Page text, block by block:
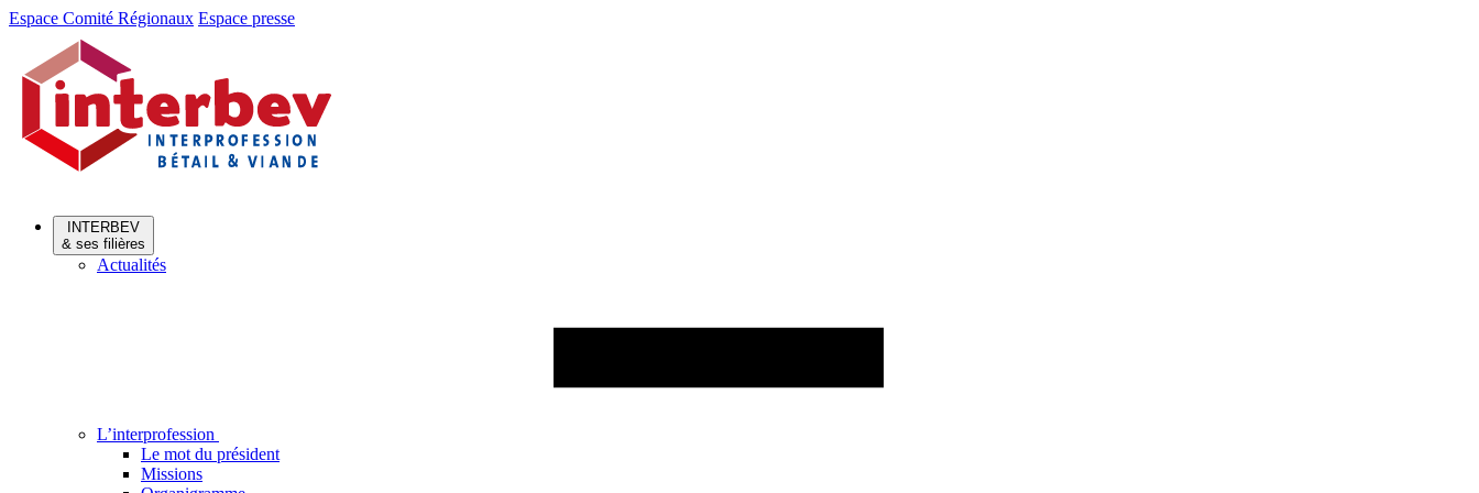
Aller
Aller
contenu
Espace Comité Régionaux Espace presse
INTERBEV
& ses filières
Actualités
L’interprofession
Le mot du président
Missions